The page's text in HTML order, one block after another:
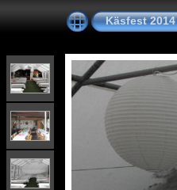
Käsfest 2014